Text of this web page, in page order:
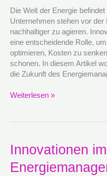
Die Welt der Energie
Unternehmen stehen vor
nachhaltiger zu agieren.
eine entscheidende Rolle,
optimieren, Kosten zu
schonen. In diesem Artikel
die Zukunft des
innovative
Technologien
effizienter
wird
Weiterlesen »
Innovationen im
Innovationen
im
Energiemanagement: